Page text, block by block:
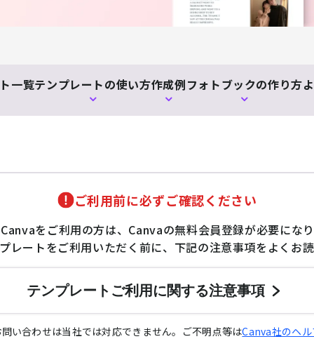
一覧テンプレートの使い方作成例フォトブックの作り方
ご利用前に必ずご確認ください
をご利用の方は、Canvaの無料会員登録が必要にな
レートをご利用いただく前に、下記の注意事項をよくお
テンプレートご利用に関する注意事項
い合わせは当社では対応できません。ご不明点等はCanva社のヘ